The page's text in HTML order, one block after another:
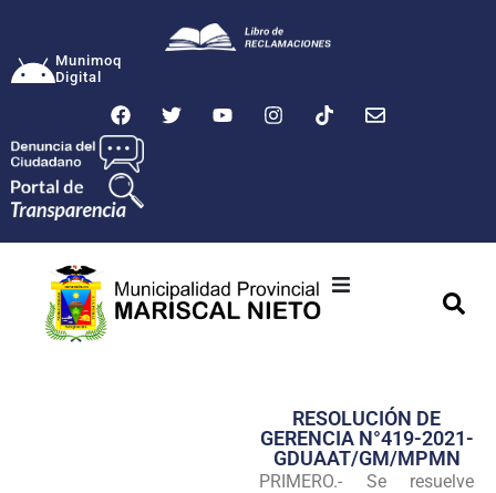
Munimoq
Digital
Transparencia
Seguridad
RESOLUCIÓN DE
GERENCIA N°419-2021-
GDUAAT/GM/MPMN
PRIMERO.- Se resuelve